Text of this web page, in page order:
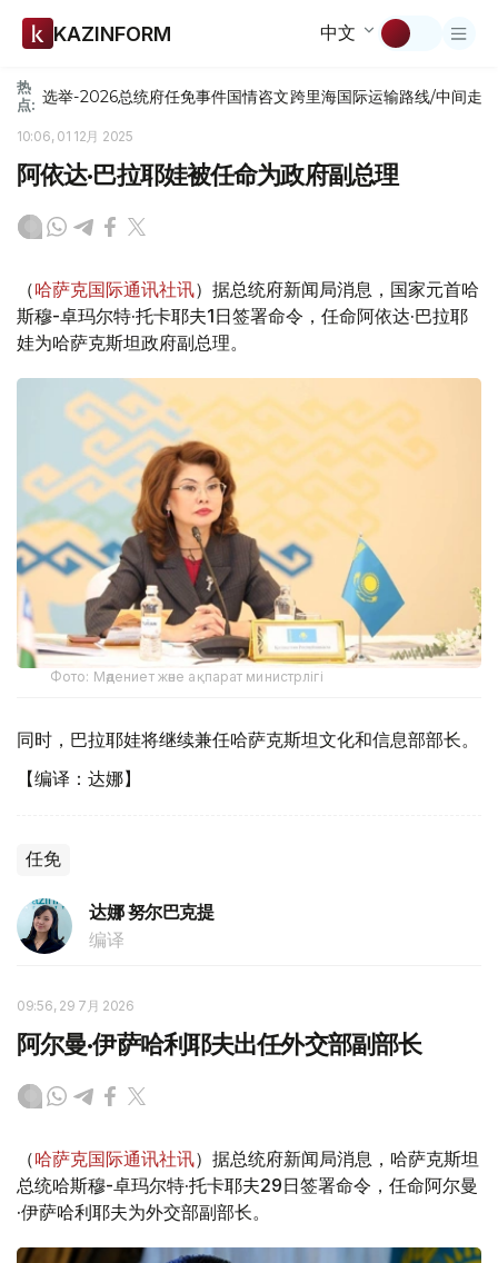
KAZINFORM 中文
热
点: 选举-2026总统府任免事件国情咨文跨里海国际运输路线/中间走廊
10:06, 01 12月 2025
阿依达·巴拉耶娃被任命为政府副总理
（哈萨克国际通讯社讯）据总统府新闻局消息，国家元首哈
斯穆-卓玛尔特·托卡耶夫1日签署命令，任命阿依达·巴拉耶
娃为哈萨克斯坦政府副总理。
Фото: Мәдениет және ақпарат министрлігі
同时，巴拉耶娃将继续兼任哈萨克斯坦文化和信息部部长。
【编译：达娜】
任免
达娜 努尔巴克提
编译
09:56, 29 7月 2026
阿尔曼·伊萨哈利耶夫出任外交部副部长
（哈萨克国际通讯社讯）据总统府新闻局消息，哈萨克斯坦
总统哈斯穆-卓玛尔特·托卡耶夫29日签署命令，任命阿尔曼
·伊萨哈利耶夫为外交部副部长。